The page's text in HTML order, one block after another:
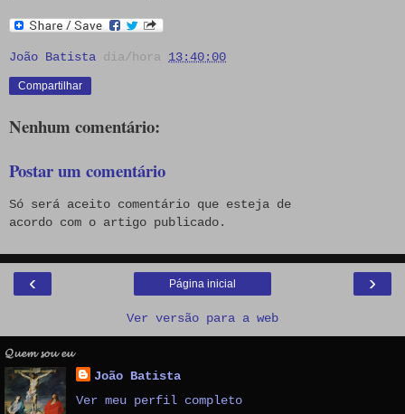
João Batista dia/hora 13:40:00
Compartilhar
Nenhum comentário:
Postar um comentário
Só será aceito comentário que esteja de
acordo com o artigo publicado.
‹ ›
Página inicial
Ver versão para a web
𝓠𝓾𝓮𝓶 𝓼𝓸𝓾 𝓮𝓾
João Batista
Ver meu perfil completo